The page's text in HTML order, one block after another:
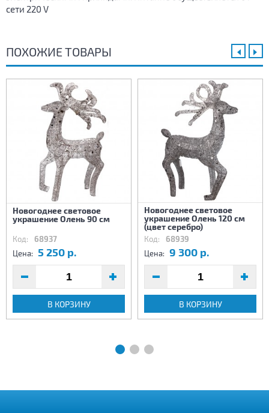
сети 220 V
ПОХОЖИЕ ТОВАРЫ
Новогоднее световое
украшение Олень 90 см
Код: 68937
Цена: 5 250 р.
В КОРЗИНУ
Новогоднее световое
украшение Олень 120 см
(цвет серебро)
Код: 68939
Цена: 9 300 р.
В КОРЗИНУ